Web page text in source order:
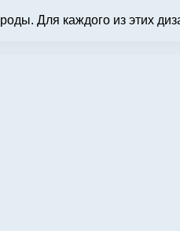
Для каждого из этих